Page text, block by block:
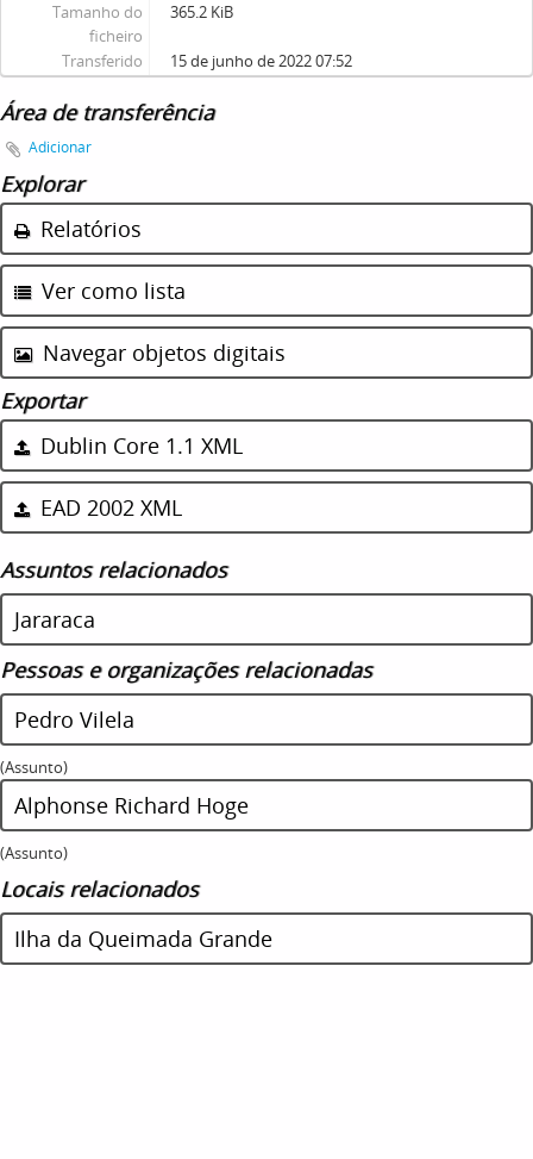
Tamanho do
ficheiro
365.2 KiB
Transferido 15 de junho de 2022 07:52
Área de transferência
Adicionar
Explorar
Relatórios
Ver como lista
Navegar objetos digitais
Exportar
Dublin Core 1.1 XML
EAD 2002 XML
Assuntos relacionados
Jararaca
Pessoas e organizações relacionadas
Pedro Vilela
(Assunto)
Alphonse Richard Hoge
(Assunto)
Locais relacionados
Ilha da Queimada Grande